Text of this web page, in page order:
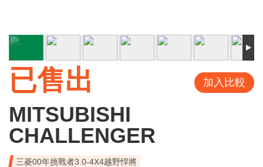
已售出 加入比較
MITSUBISHI
CHALLENGER
三菱00年挑戰者3.0-4X4越野悍將